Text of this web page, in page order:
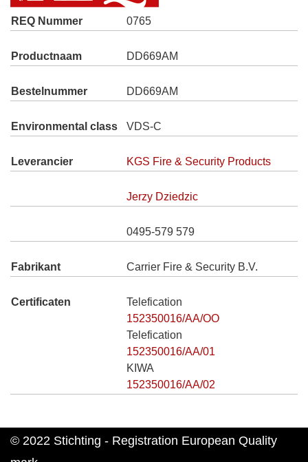
REQ Nummer 0765
Productnaam DD669AM
Bestelnummer DD669AM
Environmental class VDS-C
Leverancier KGS Fire & Security Products
Jerzy Dziedzic
0495-579 579
Fabrikant Carrier Fire & Security B.V.
Certificaten
Telefication
152350016/AA/OO
Telefication
152350016/AA/01
KIWA
152350016/AA/02
© 2022 Stichting - Registration European Quality